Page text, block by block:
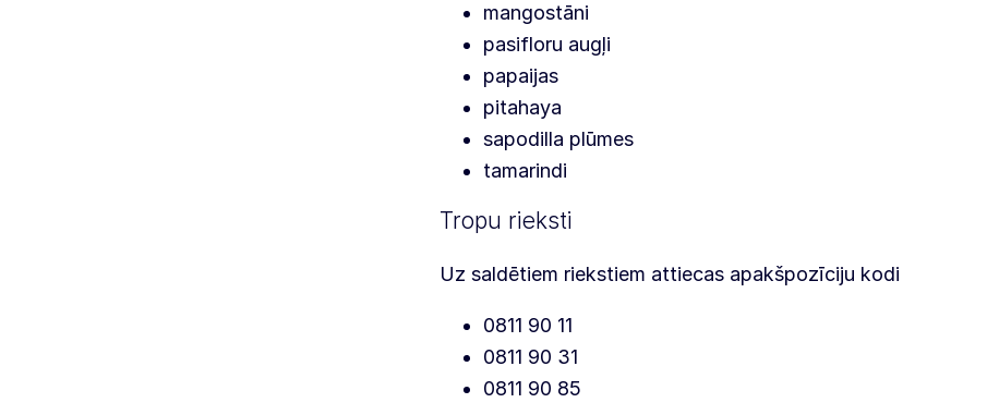
mangostāni
pasifloru augļi
papaijas
pitahaya
sapodilla plūmes
tamarindi
Tropu rieksti
Uz saldētiem riekstiem attiecas apakšpozīciju kodi
0811 90 11
0811 90 31
0811 90 85